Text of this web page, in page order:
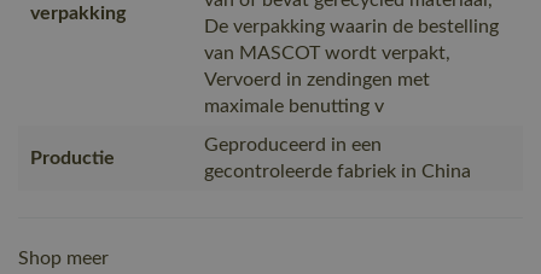
verpakking
De verpakking waarin de bestelling
van MASCOT wordt verpakt,
Vervoerd in zendingen met
maximale benutting v
Productie
Geproduceerd in een
gecontroleerde fabriek in China
Shop meer